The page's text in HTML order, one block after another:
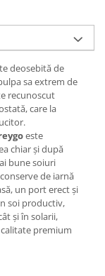
deosebită de
sa extrem de
recunoscut
care la
este
chiar și după
bune soiuri
de iarnă
un port erect și
soi productiv,
și în solarii,
premium